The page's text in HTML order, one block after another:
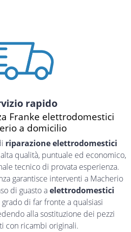
rapido
Franke elettrodomestici
a domicilio
riparazione elettrodomestici
qualità, puntuale ed economico,
tecnico di provata esperienza.
garantisce interventi a Macherio
di guasto aelettrodomestici
di far fronte a qualsiasi
alla sostituzione dei pezzi
con ricambi originali.